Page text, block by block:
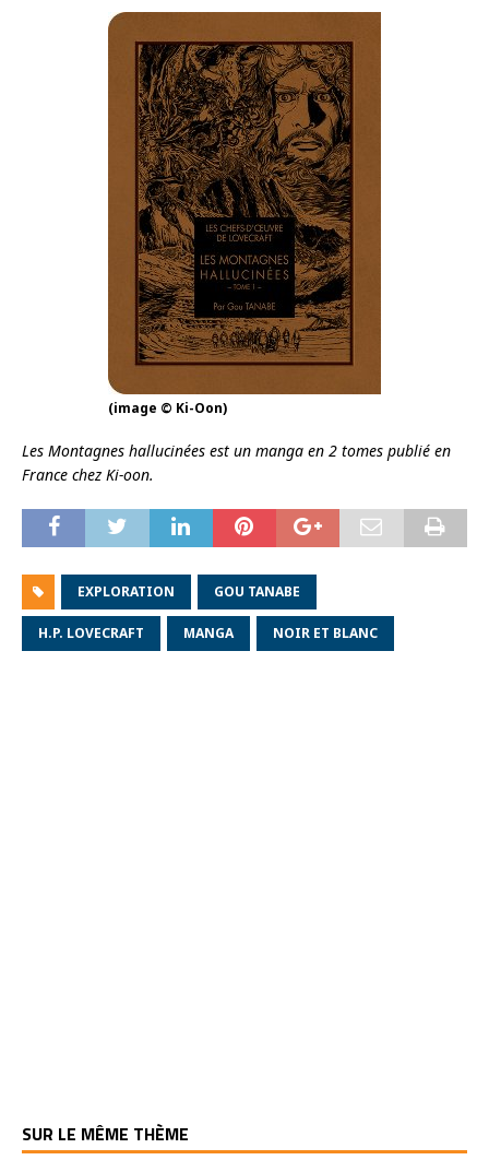
(image © Ki-Oon)
Les Montagnes hallucinées est un manga en 2 tomes publié en
France chez Ki-oon.
EXPLORATION GOU TANABE
H.P. LOVECRAFT MANGA NOIR ET BLANC
SUR LE MÊME THÈME